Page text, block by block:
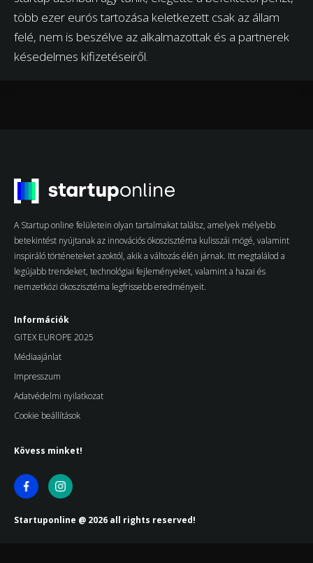
több ezer eurós tartozása keletkezett csak az állam
felé, nem is beszélve az alkalmazottak és a partnerek
késedelmes kifizetéseiről.
A Startup online felületein olyan tartalmakat találsz, amelyek mélyebb
betekintést nyújtanak az innovációs ökoszisztéma kulisszái mögé, valamint
inspiráló történeteket azoktól, akik a változás élén járnak. Itt megtalálod a
legújabb trendeket, technológiai fejleményeket, valamint a hazai és
nemzetközi ökoszisztéma legfrissebb eredményeit.
Információk
GITEX EUROPE 2025
Médiaajánlat
Impresszum
Adatvédelmi nyilatkozat
Cookie beállítások
Kövess minket!
Startuponline @ 2026 all rights reserved!